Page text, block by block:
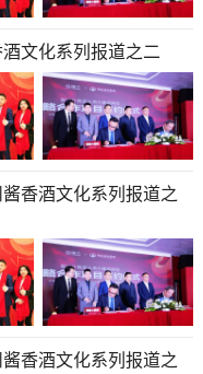
文化系列报道之二
香酒文化系列报道之
香酒文化系列报道之